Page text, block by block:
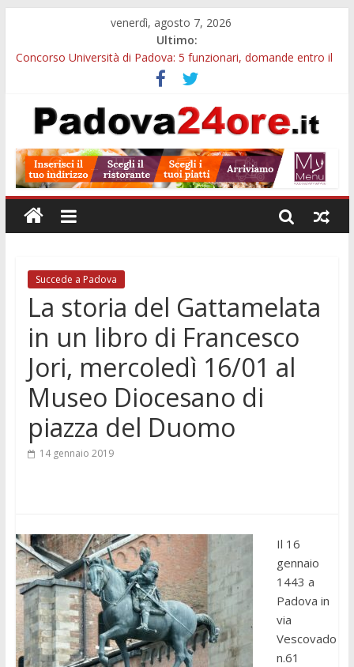
venerdì, agosto 7, 2026
Ultimo:
Concorso Università di Padova: 5 funzionari, domande entro il
Notizie di Padova alle ore 10: arresto, fermata Busitalia e
tregua dal caldo
Slow Looking agli Eremitani: un’ora per osservare davvero
Notizie di Padova alle ore 21: lavoratore morto, credito sul
gasolio e IA nei Comuni
Orto Botanico Padova: visite ed escursioni fino a settembre
Succede a Padova
La storia del Gattamelata
in un libro di Francesco
Jori, mercoledì 16/01 al
Museo Diocesano di
piazza del Duomo
14 gennaio 2019
Il 16
gennaio
1443 a
Padova in
via
Vescovado
n.61